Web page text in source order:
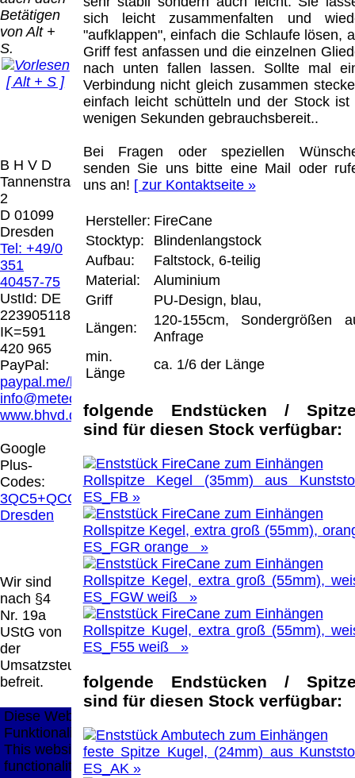
Betätigen
von Alt +
S.
[ Alt + S ]
B H V D
Tannenstrasse
2
D 01099
Dresden
Tel: +49/0
351
40457-75
UstId: DE
223905118
IK=591
420 965
PayPal:
paypal.me/blindenhilfsmittel
info@meteor.vision
www.bhvd.de
Google
Plus-
Codes:
3QC5+QCG
Dresden
Wir sind
nach §4
Nr. 19a
UStG von
der
Umsatzsteuer
befreit.
sich leicht zusammenfalten und
"aufklappen", einfach die Schlaufe lösen,
Griff fest anfassen und die einzelnen
nach unten fallen lassen. Sollte mal
Verbindung nicht gleich zusammen
einfach leicht schütteln und der Stock ist
wenigen Sekunden gebrauchsbereit..
Bei Fragen oder speziellen
senden Sie uns bitte eine Mail oder
uns an! [ zur Kontaktseite »
Hersteller: FireCane
Stocktyp:
Blindenlangstock
Aufbau:
Faltstock, 6-teilig
Material:
Aluminium
Griff
PU-Design, blau,
Längen:
120-155cm, Sondergrößen
Anfrage
min.
Länge
ca. 1/6 der Länge
folgende Endstücken /
sind für diesen Stock verfügbar:
Rollspitze Kegel (35mm) aus
ES_FB »
Rollspitze Kegel, extra groß (55mm),
ES_FGR orange »
Rollspitze Kegel, extra groß (55mm),
ES_FGW weiß »
Rollspitze Kugel, extra groß (55mm),
ES_F55 weiß »
folgende Endstücken /
sind für diesen Stock verfügbar:
feste Spitze Kugel, (24mm) aus
ES_AK »
Der Versand erfolgt
als versichertes
Paket.
Selbstabholung
vom Büro oder
von
Ausstellungen:
0.00 €
Versandart
erhalten Sie per
Email z.B. einen
Lizenzschlüssel
und die
Rechnung /
Lieferschein. Sie
keinen
Datenträger
Die in diesem Dokument genannten
Warenzeichen sind Eigentum der jeweiligen
Firmen. Preisänderungen, Irrtümer und
technische Änderungen vorbehalten.
letzte Änderung: 10. März 2026 Blinden
Hilfsmittel Vertrieb Dresden,
Mit einem Urteil vom 12.05.1998 - 312 O
85/98 - Haftung für Links hat das Landgericht
Hamburg entschieden, dass man durch die
Anbringung eines Links, die Inhalte der
gelinkten Seite ggf. mit zu verantworten hat.
Dieses kann nur dadurch verhindert werden,
dass man sich ausdrücklich von diesen
Inhalten distanziert. Hiermit distanzieren wir
uns ausdrücklich von allen Inhalten, aller
gelinkten Seiten auf unserer Homepage und
machen uns diese Inhalte nicht zu eigen.
Diese Erklärung gilt für alle auf unserer
Homepage angebrachten Links.
Die Europäische Kommission stellt eine
Plattform zur Online-Streitbeilegung (OS)
bereit. Die Plattform finden Sie unter
http://ec.europa.eu/consumers/odr/
Unsere E-
Mailadresse lautet:info@meteor.vision
Seitenanfang Impressum AGB Widerruf
Datenschutz Urheberrechte Kontakt
Links
Katalog (PDF)
Sitemap
2026
Wir
[ 7253 ]
große Anzeige Schließen X
Diese Website nutzt Cookies, um bestmögliche
Funktionalität bieten zu können.
This website uses cookies to provide the best possible
functionality.